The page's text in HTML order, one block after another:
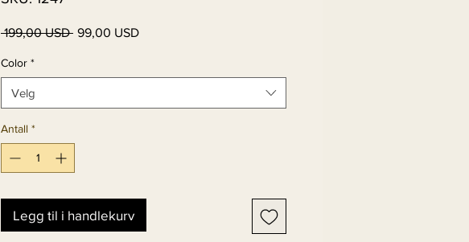
199,00 USD Vanlig
99,00 USDSalgspris
Color *
Velg
Antall *
Legg til i handlekurv